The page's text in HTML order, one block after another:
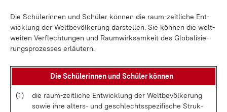
Die Schü­le­rin­nen und Schü­ler kön­nen die raum-zeit­li­che Ent­
wick­lung der Welt­be­völ­ke­rung dar­stel­len. Sie kön­nen die welt­
wei­ten Ver­flech­tun­gen und Raum­wirk­sam­keit des Glo­ba­li­sie­
rungs­pro­zes­ses er­läu­tern.
Die Schü­le­rin­nen und Schü­ler kön­nen
(1)
die raum-zeit­li­che Ent­wick­lung der Welt­be­völ­ke­rung
so­wie ih­re al­ters- und ge­schlechts­spe­zi­fi­sche Struk­